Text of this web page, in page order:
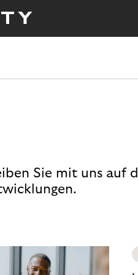
Sie mit uns auf